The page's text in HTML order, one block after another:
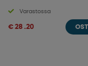
Varastossa
€ 28 .20